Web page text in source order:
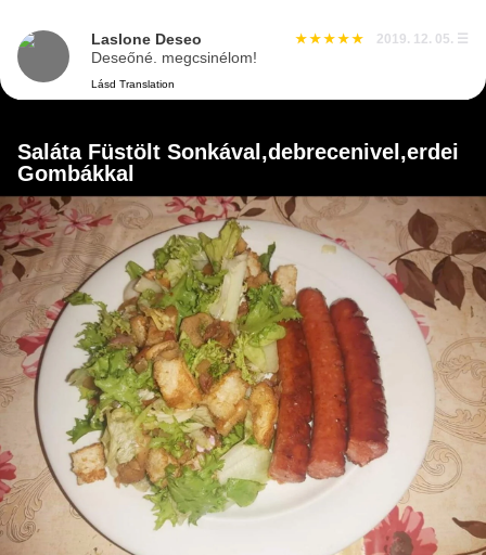
Laslone Deseo 2019. 12. 05. ☰
Deseőné. megcsinélom!
Lásd Translation
Saláta Füstölt Sonkával,debrecenivel,erdei
Gombákkal